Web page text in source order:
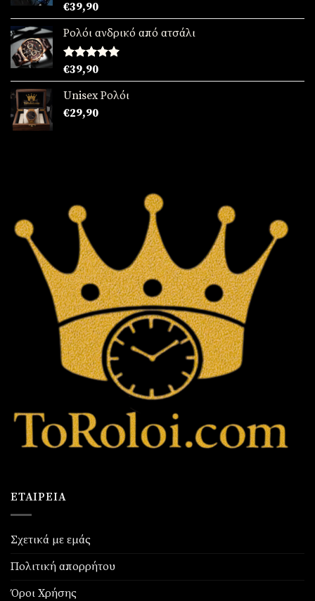
Βαθμολογήθηκε
με5.00
από 5
€39,90
Ρολόι ανδρικό από ατσάλι
Βαθμολογήθηκε
με5.00
από 5
€39,90
Unisex Ρολόι
€29,90
ΕΤΑΙΡΕΊΑ
Σχετικά με εμάς
Πολιτική απορρήτου
Όροι Χρήσης